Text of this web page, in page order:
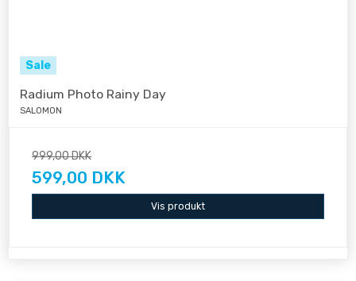
Sale
Radium Photo Rainy Day
SALOMON
999,00 DKK
599,00 DKK
Vis produkt